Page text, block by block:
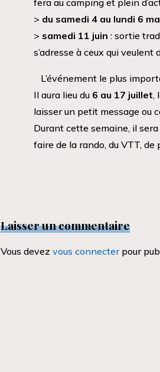
> du samedi 4 au lundi 6
> samedi 11 juin : sortie
s’adresse à ceux qui
L’événement le plus
Il aura lieu du 6 au 17 juillet,
laisser un petit message ou
Durant cette semaine, il
faire de la rando, du VTT,
Laisser un commentaire
Vous devez vous connecterpour